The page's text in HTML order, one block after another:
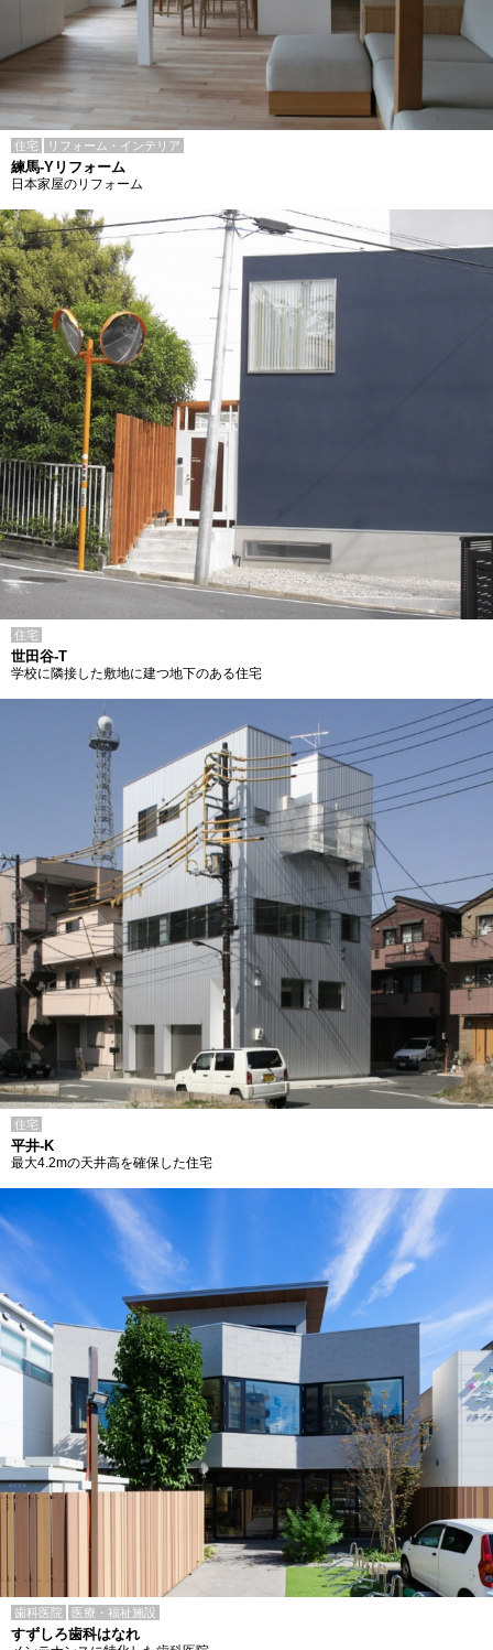
住宅 リフォーム・インテリア
練馬-Yリフォーム
日本家屋のリフォーム
住宅
世田谷-T
学校に隣接した敷地に建つ地下のある住宅
住宅
平井-K
最大4.2mの天井高を確保した住宅
歯科医院 医療・福祉施設
すずしろ歯科はなれ